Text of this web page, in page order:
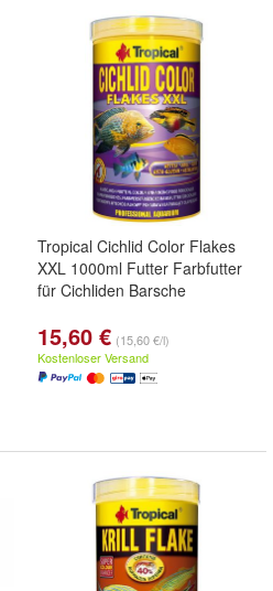
Tropical Cichlid Color Flakes
XXL 1000ml Futter Farbfutter
für Cichliden Barsche
15,60 € (15,60 €/l)
Kostenloser Versand